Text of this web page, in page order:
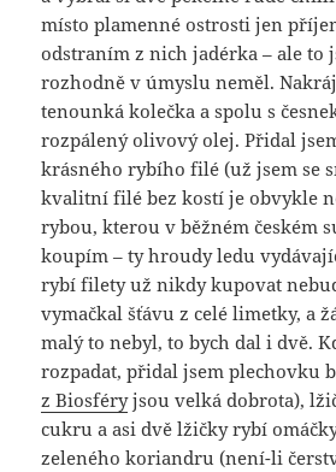
místo plamenné ostrosti jen
odstraním z nich jadérka – ale to
rozhodně v úmyslu neměl.
tenounká kolečka a spolu s
rozpálený olivový olej. Přidal
krásného rybího filé (už jsem se
kvalitní filé bez kostí je obvykle
rybou, kterou v běžném českém
koupím – ty hroudy ledu
rybí filety už nikdy kupovat
vymačkal šťávu z celé limetky, a
malý to nebyl, to bych dal i dvě.
rozpadat, přidal jsem plechovku
z Biosféryjsou velká dobrota),
cukru a asi dvě lžičky rybí
zeleného koriandru (není-li